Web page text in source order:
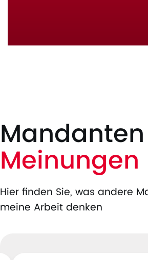
Mandanten
Meinungen
Hier finden Sie, was andere
meine Arbeit denken